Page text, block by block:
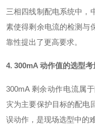
三相四线制配电系统中，
素使得剩余电流的检测与
靠性提出了更高要求。
4. 300mA 动作值的选型考
300mA 剩余动作电流属
灾为主要保护目标的配电
误动作，是现场选型中的难